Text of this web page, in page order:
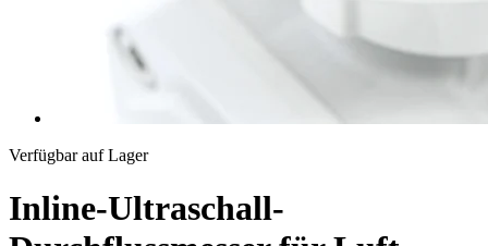
Verfügbar auf Lager
Inline-Ultraschall-